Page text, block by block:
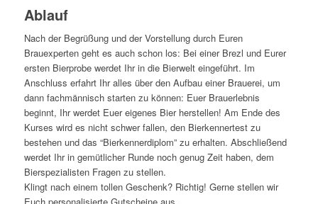
Ablauf
Nach der Begrüßung und der Vorstellung durch Euren
Brauexperten geht es auch schon los: Bei einer Brezl und Eurer
ersten Bierprobe werdet Ihr in die Bierwelt eingeführt. Im
Anschluss erfahrt Ihr alles über den Aufbau einer Brauerei, um
dann fachmännisch starten zu können: Euer Brauerlebnis
beginnt, Ihr werdet Euer eigenes Bier herstellen! Am Ende des
Kurses wird es nicht schwer fallen, den Bierkennertest zu
bestehen und das “Bierkennerdiplom” zu erhalten. Abschließend
werdet Ihr in gemütlicher Runde noch genug Zeit haben, dem
Bierspezialisten Fragen zu stellen.
Klingt nach einem tollen Geschenk? Richtig! Gerne stellen wir